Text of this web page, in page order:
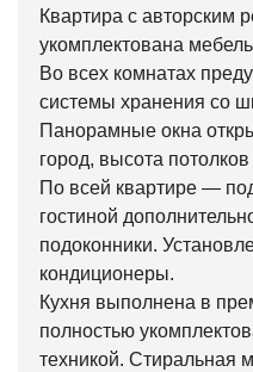
Квартира с авторским
укомплектована
Во всех комнатах
системы хранения со
Панорамные окна
город, высота
По всей квартире —
гостиной
подоконники.
кондиционеры.
Кухня выполнена в
полностью
техникой. Стиральная